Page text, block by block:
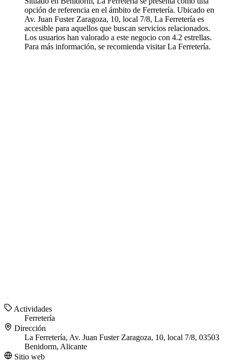
opción de referencia en el ámbito de Ferretería. Ubicado en
Av. Juan Fuster Zaragoza, 10, local 7/8, La Ferretería es
accesible para aquellos que buscan servicios relacionados.
Los usuarios han valorado a este negocio con 4.2 estrellas.
Para más información, se recomienda visitar La Ferretería.
Actividades
Ferretería
Dirección
La Ferretería, Av. Juan Fuster Zaragoza, 10, local 7/8, 03503
Benidorm, Alicante
Sitio web